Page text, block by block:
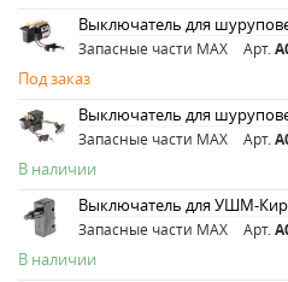
Выключатель для
Запасные части MAX Арт.
Под заказ
Выключатель для
Запасные части MAX Арт.
В наличии
Выключатель для УШМ-
Запасные части MAX Арт.
В наличии